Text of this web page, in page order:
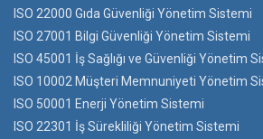
ISO 22000 Gıda Güvenliği Yönetim Sistemi
ISO 27001 Bilgi Güvenliği Yönetim Sistemi
ISO 45001 İş Sağlığı ve Güvenliği Yönetim
ISO 10002 Müşteri Memnuniyeti Yönetim
ISO 50001 Enerji Yönetim Sistemi
ISO 22301 İş Sürekliliği Yönetim Sistemi